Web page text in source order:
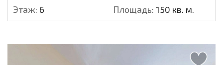
Этаж: 6 Площадь: 150 кв. м.